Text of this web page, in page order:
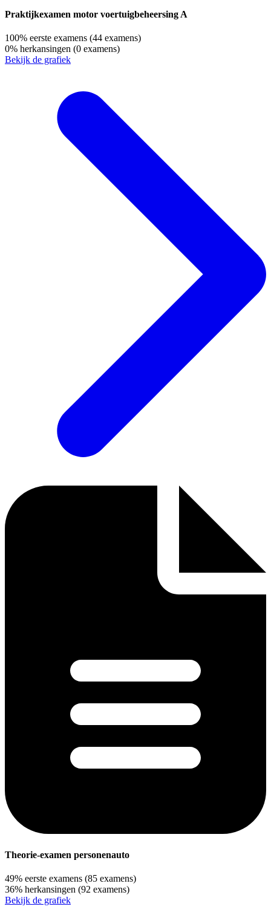
Praktijkexamen motor voertuigbeheersing A
100% eerste examens (44 examens)
0% herkansingen (0 examens)
Bekijk de grafiek
Theorie-examen personenauto
49% eerste examens (85 examens)
36% herkansingen (92 examens)
Bekijk de grafiek